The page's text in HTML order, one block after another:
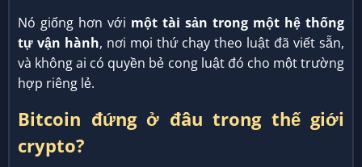
Nó giống hơn với một tài sản trong một hệ thống
tự vận hành, nơi mọi thứ chạy theo luật đã viết sẵn,
và không ai có quyền bẻ cong luật đó cho một trường
hợp riêng lẻ.
Bitcoin đứng ở đâu trong thế giới
crypto?